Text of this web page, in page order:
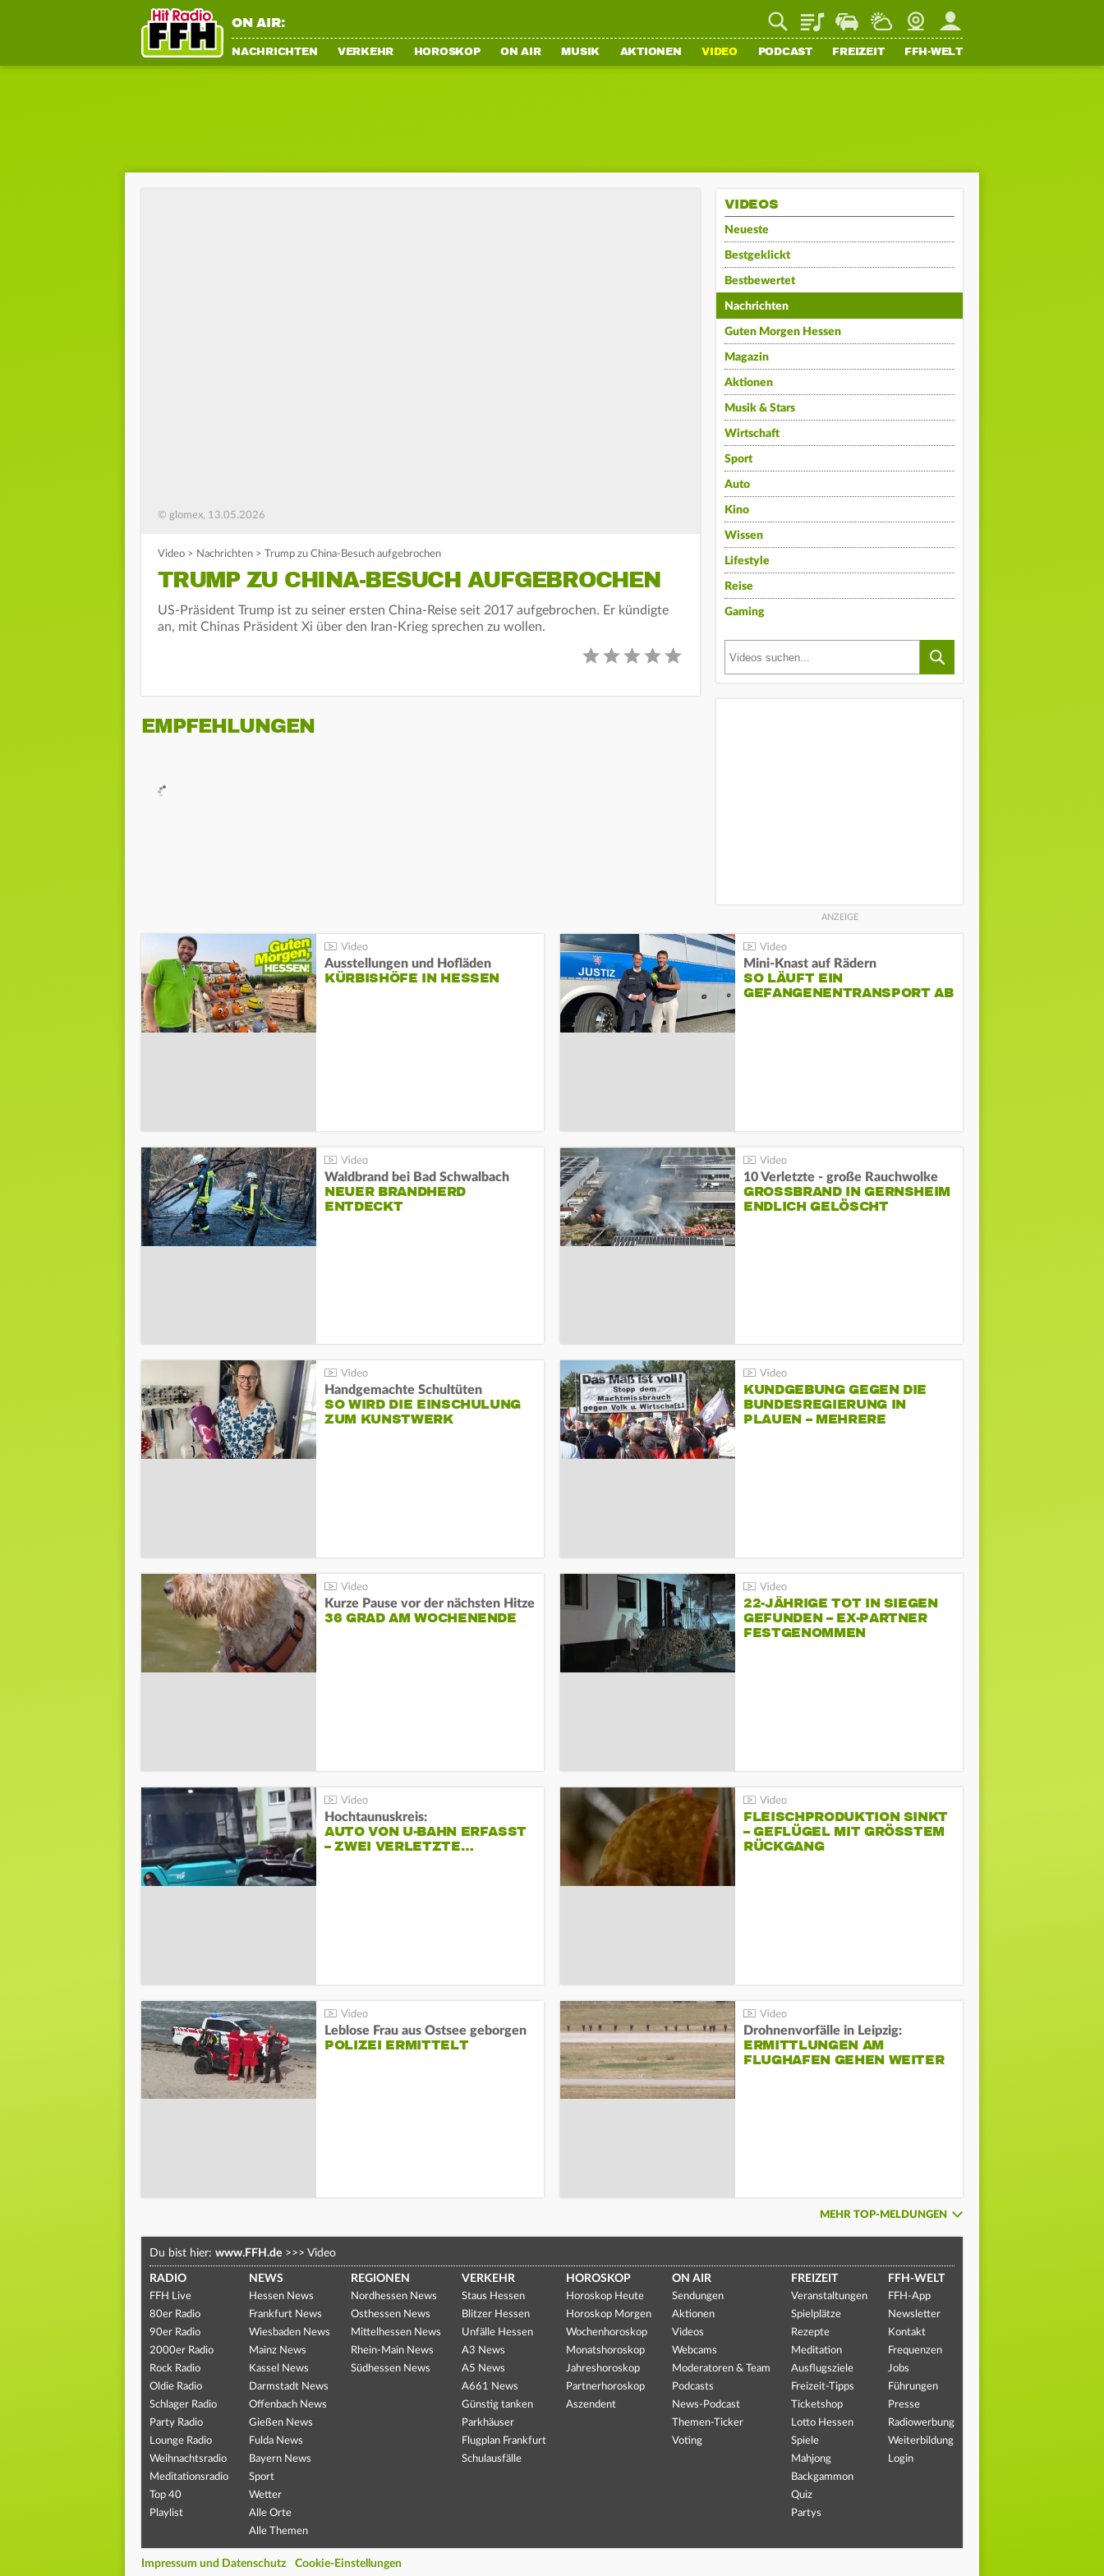
ON AIR: PlaylistStaupilotWetterWebcamMein FFH
NACHRICHTEN VERKEHR HOROSKOP ON AIR MUSIK AKTIONEN VIDEO PODCAST FREIZEIT FFH-WELT
© glomex, 13.05.2026
Video > Nachrichten > Trump zu China-Besuch aufgebrochen
TRUMP ZU CHINA-BESUCH AUFGEBROCHEN
US-Präsident Trump ist zu seiner ersten China-Reise seit 2017 aufgebrochen. Er kündigte
an, mit Chinas Präsident Xi über den Iran-Krieg sprechen zu wollen.
EMPFEHLUNGEN
VIDEOS
Neueste
Bestgeklickt
Bestbewertet
Nachrichten
Guten Morgen Hessen
Magazin
Aktionen
Musik & Stars
Wirtschaft
Sport
Auto
Kino
Wissen
Lifestyle
Reise
Gaming
Ausstellungen und Hofläden
KÜRBISHÖFE IN HESSEN
Mini-Knast auf Rädern
SO LÄUFT EIN
GEFANGENENTRANSPORT AB
Waldbrand bei Bad Schwalbach
NEUER BRANDHERD
ENTDECKT
10 Verletzte - große Rauchwolke
GROSSBRAND IN GERNSHEIM E
NDLICH GELÖSCHT
Handgemachte Schultüten
SO WIRD DIE EINSCHULUNG
ZUM KUNSTWERK
KUNDGEBUNG GEGEN DIE
BUNDESREGIERUNG IN
PLAUEN – MEHRERE
Kurze Pause vor der nächsten Hitze
36 GRAD AM WOCHENENDE
22-JÄHRIGE TOT IN SIEGEN
GEFUNDEN – EX-PARTNER
FESTGENOMMEN
Hochtaunuskreis:
AUTO VON U-BAHN ERFASST
– ZWEI VERLETZTE…
FLEISCHPRODUKTION SINKT
– GEFLÜGEL MIT GRÖSSTEM R
ÜCKGANG
Leblose Frau aus Ostsee geborgen
POLIZEI ERMITTELT
Drohnenvorfälle in Leipzig:
ERMITTLUNGEN AM
FLUGHAFEN GEHEN WEITER
MEHR TOP-MELDUNGEN
Du bist hier: www.FFH.de >>> Video
RADIO
FFH Live
80er Radio
90er Radio
2000er Radio
Rock Radio
Oldie Radio
Schlager Radio
Party Radio
Lounge Radio
Weihnachtsradio
Meditationsradio
Top 40
Playlist
NEWS
Hessen News
Frankfurt News
Wiesbaden News
Mainz News
Kassel News
Darmstadt News
Offenbach News
Gießen News
Fulda News
Bayern News
Sport
Wetter
Alle Orte
Alle Themen
REGIONEN
Nordhessen News
Osthessen News
Mittelhessen News
Rhein-Main News
Südhessen News
VERKEHR
Staus Hessen
Blitzer Hessen
Unfälle Hessen
A3 News
A5 News
A661 News
Günstig tanken
Parkhäuser
Flugplan Frankfurt
Schulausfälle
HOROSKOP
Horoskop Heute
Horoskop Morgen
Wochenhoroskop
Monatshoroskop
Jahreshoroskop
Partnerhoroskop
Aszendent
ON AIR
Sendungen
Aktionen
Videos
Webcams
Moderatoren & Team
Podcasts
News-Podcast
Themen-Ticker
Voting
FREIZEIT
Veranstaltungen
Spielplätze
Rezepte
Meditation
Ausflugsziele
Freizeit-Tipps
Ticketshop
Lotto Hessen
Spiele
Mahjong
Backgammon
Quiz
Partys
FFH-WELT
FFH-App
Newsletter
Kontakt
Frequenzen
Jobs
Führungen
Presse
Radiowerbung
Weiterbildung
Login
Impressum und Datenschutz Cookie-Einstellungen